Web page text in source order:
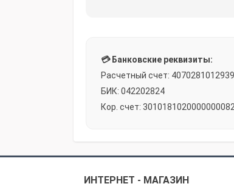
💳 Банковские реквизиты:
Расчетный счет:
БИК: 042202824
Кор. счет:
ИНТЕРНЕТ - МАГАЗИН